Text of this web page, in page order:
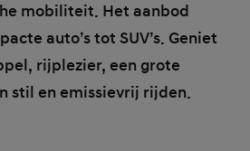
mobiliteit. Het aanbod
auto’s tot SUV’s. Geniet
rijplezier, een grote
stil en emissievrij rijden.